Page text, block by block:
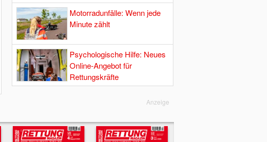
Motorradunfälle: Wenn jede
Minute zählt
Psychologische Hilfe: Neues
Online-Angebot für
Rettungskräfte
Anzeige